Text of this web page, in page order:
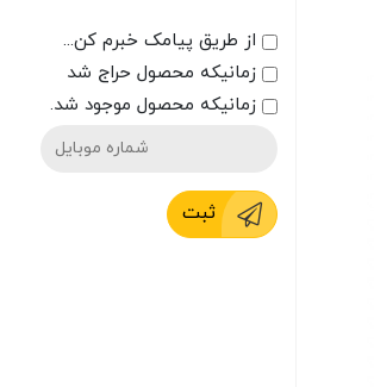
از طریق پیامک خبرم کن...
زمانیکه محصول حراج شد
زمانیکه محصول موجود شد.
ثبت